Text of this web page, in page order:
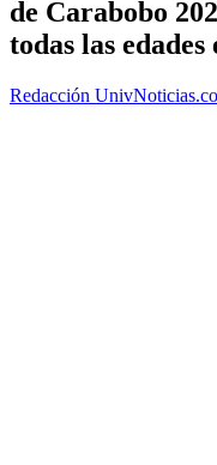
de Carabobo
todas las edades
Redacción